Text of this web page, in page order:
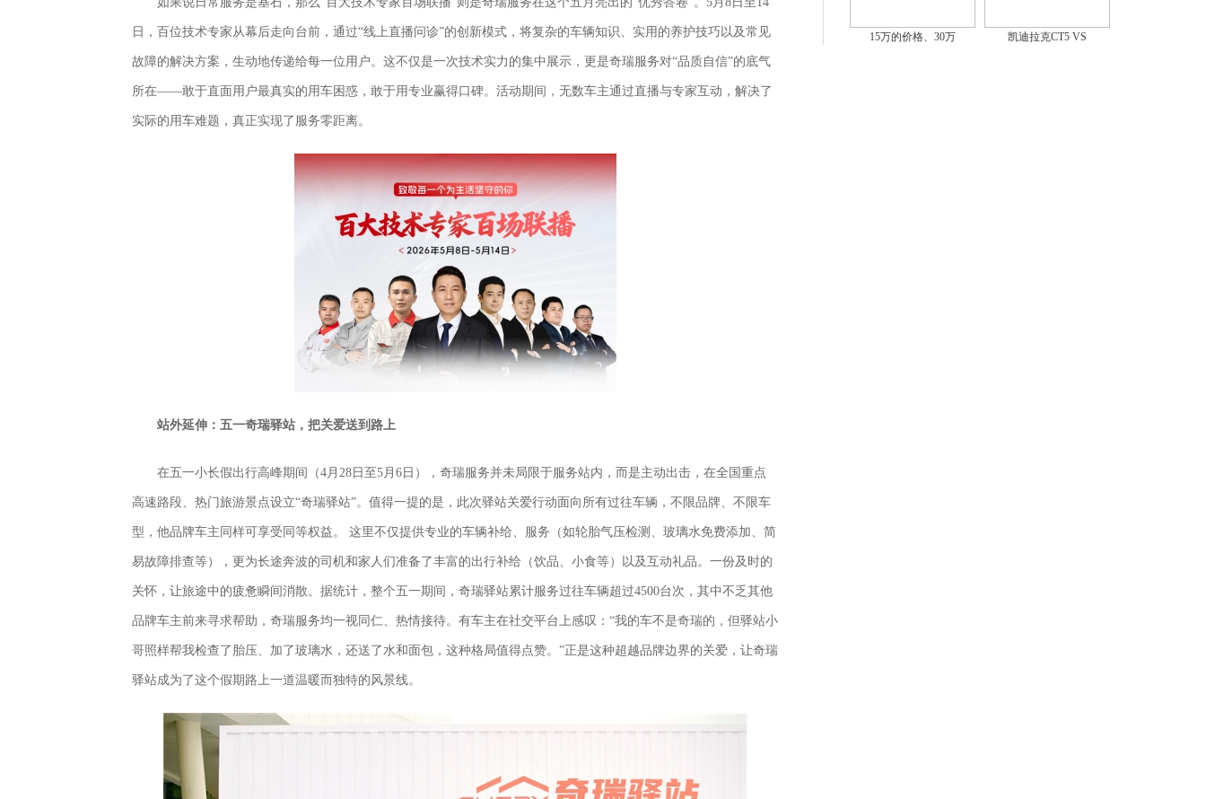
日，百位技术专家从幕后走向台前，通过“线上直播问诊”的创新模式，将复杂的车辆知识、实用的养护技巧以及常见
故障的解决方案，生动地传递给每一位用户。这不仅是一次技术实力的集中展示，更是奇瑞服务对“品质自信”的底气
所在——敢于直面用户最真实的用车困惑，敢于用专业赢得口碑。活动期间，无数车主通过直播与专家互动，解决了
实际的用车难题，真正实现了服务零距离。
站外延伸：五一奇瑞驿站，把关爱送到路上
在五一小长假出行高峰期间（4月28日至5月6日），奇瑞服务并未局限于服务站内，而是主动出击，在全国重点
高速路段、热门旅游景点设立“奇瑞驿站”。值得一提的是，此次驿站关爱行动面向所有过往车辆，不限品牌、不限车
型，他品牌车主同样可享受同等权益。 这里不仅提供专业的车辆补给、服务（如轮胎气压检测、玻璃水免费添加、简
易故障排查等），更为长途奔波的司机和家人们准备了丰富的出行补给（饮品、小食等）以及互动礼品。一份及时的
关怀，让旅途中的疲惫瞬间消散。据统计，整个五一期间，奇瑞驿站累计服务过往车辆超过4500台次，其中不乏其他
品牌车主前来寻求帮助，奇瑞服务均一视同仁、热情接待。有车主在社交平台上感叹：“我的车不是奇瑞的，但驿站小
哥照样帮我检查了胎压、加了玻璃水，还送了水和面包，这种格局值得点赞。”正是这种超越品牌边界的关爱，让奇瑞
驿站成为了这个假期路上一道温暖而独特的风景线。
15万的价格、30万 凯迪拉克CT5 VS